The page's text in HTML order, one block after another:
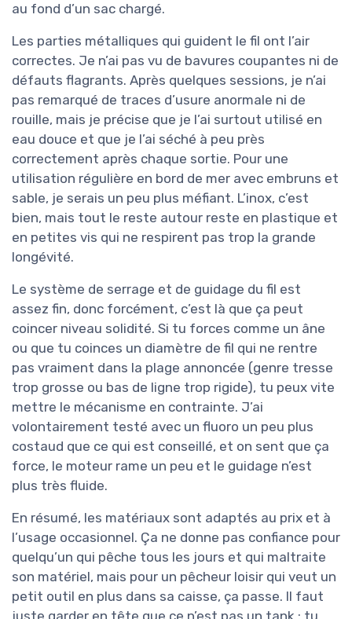
au fond d’un sac chargé.
Les parties métalliques qui guident le fil ont l’air
correctes. Je n’ai pas vu de bavures coupantes ni de
défauts flagrants. Après quelques sessions, je n’ai
pas remarqué de traces d’usure anormale ni de
rouille, mais je précise que je l’ai surtout utilisé en
eau douce et que je l’ai séché à peu près
correctement après chaque sortie. Pour une
utilisation régulière en bord de mer avec embruns et
sable, je serais un peu plus méfiant. L’inox, c’est
bien, mais tout le reste autour reste en plastique et
en petites vis qui ne respirent pas trop la grande
longévité.
Le système de serrage et de guidage du fil est
assez fin, donc forcément, c’est là que ça peut
coincer niveau solidité. Si tu forces comme un âne
ou que tu coinces un diamètre de fil qui ne rentre
pas vraiment dans la plage annoncée (genre tresse
trop grosse ou bas de ligne trop rigide), tu peux vite
mettre le mécanisme en contrainte. J’ai
volontairement testé avec un fluoro un peu plus
costaud que ce qui est conseillé, et on sent que ça
force, le moteur rame un peu et le guidage n’est
plus très fluide.
En résumé, les matériaux sont adaptés au prix et à
l’usage occasionnel. Ça ne donne pas confiance pour
quelqu’un qui pêche tous les jours et qui maltraite
son matériel, mais pour un pêcheur loisir qui veut un
petit outil en plus dans sa caisse, ça passe. Il faut